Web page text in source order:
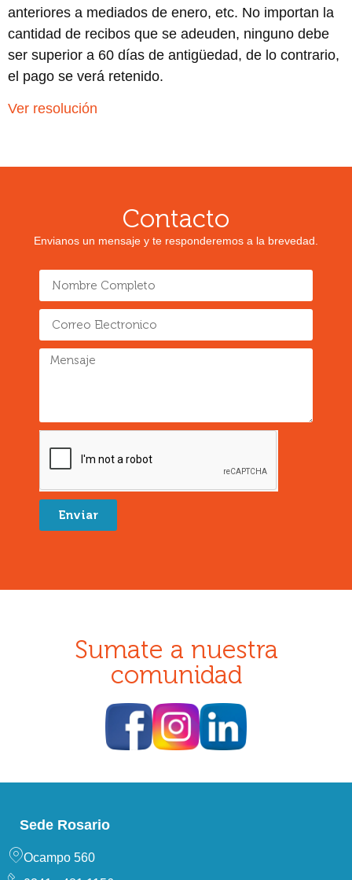
anteriores a mediados de enero, etc. No importan la
cantidad de recibos que se adeuden, ninguno debe
ser superior a 60 días de antigüedad, de lo contrario,
el pago se verá retenido.
Ver resolución
Contacto
Envianos un mensaje y te responderemos a la brevedad.
Enviar
Sumate a nuestra
comunidad
Sede Rosario
Ocampo 560